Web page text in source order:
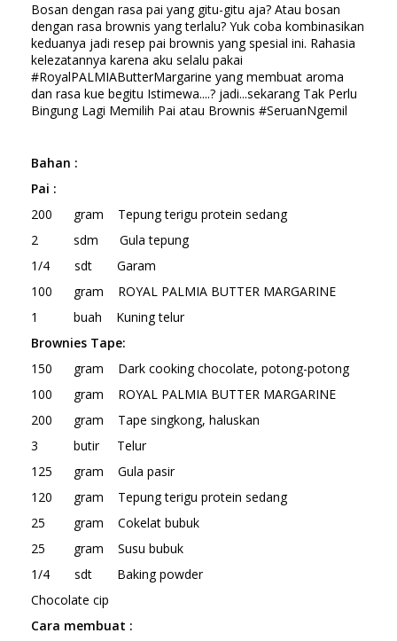
Bosan dengan rasa pai yang gitu-gitu aja? Atau bosan
dengan rasa brownis yang terlalu? Yuk coba kombinasikan
keduanya jadi resep pai brownis yang spesial ini. Rahasia
kelezatannya karena aku selalu pakai
#RoyalPALMIAButterMargarine yang membuat aroma
dan rasa kue begitu Istimewa....? jadi...sekarang Tak Perlu
Bingung Lagi Memilih Pai atau Brownis #SeruanNgemil
Bahan :
Pai :
200 gram Tepung terigu protein sedang
2 sdm Gula tepung
1/4 sdt Garam
100 gram ROYAL PALMIA BUTTER MARGARINE
1 buah Kuning telur
Brownies Tape:
150 gram Dark cooking chocolate, potong-potong
100 gram ROYAL PALMIA BUTTER MARGARINE
200 gram Tape singkong, haluskan
3 butir Telur
125 gram Gula pasir
120 gram Tepung terigu protein sedang
25 gram Cokelat bubuk
25 gram Susu bubuk
1/4 sdt Baking powder
Chocolate cip
Cara membuat :